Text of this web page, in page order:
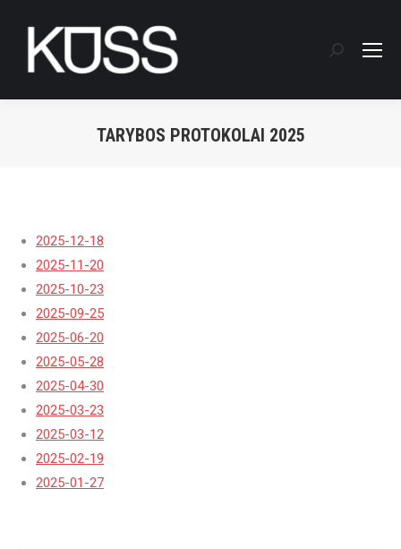
Search:
TARYBOS PROTOKOLAI 2025
2025-12-18
2025-11-20
2025-10-23
2025-09-25
2025-06-20
2025-05-28
2025-04-30
2025-03-23
2025-03-12
2025-02-19
2025-01-27